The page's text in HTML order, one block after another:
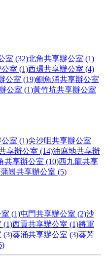
室 (32)北角共享辦公室 (1)
室 (1)西環共享辦公室 (4)
公室 (19)鰂魚涌共享辦公室
公室 (1)黃竹坑共享辦公室
室 (1)尖沙咀共享辦公室
享辦公室 (14)油麻地共享辦
共享辦公室 (10)西九龍共享
崗共享辦公室 (5)
(1)屯門共享辦公室 (2)沙
(1)西貢共享辦公室 (1)將軍
(3)葵涌共享辦公室 (3)葵芳